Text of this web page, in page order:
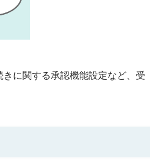
に関する承認機能設定など、受